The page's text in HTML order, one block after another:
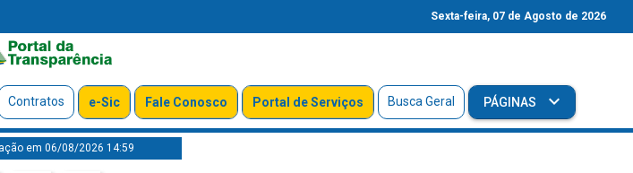
Sexta-feira, 07 de Agosto de 2026
Contratos e-Sic Fale Conosco Portal de Serviços Busca Geral PÁGINAS
em 06/08/2026 14:59